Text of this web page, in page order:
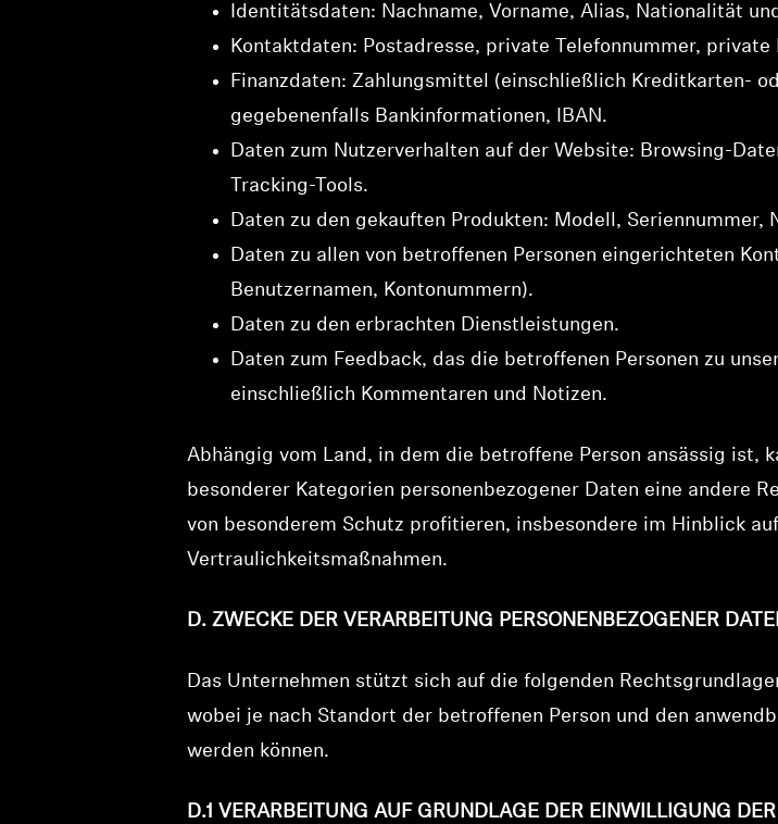
Identitätsdaten: Nachname, Vorname, Alias, Nationalität
Kontaktdaten: Postadresse, private Telefonnummer,
Finanzdaten: Zahlungsmittel (einschließlich Kreditkarten-
gegebenenfalls Bankinformationen, IBAN.
Daten zum Nutzerverhalten auf der Website: Browsing-
Tracking-Tools.
Daten zu den gekauften Produkten: Modell, Seriennummer,
Daten zu allen von betroffenen Personen eingerichteten
Benutzernamen, Kontonummern).
Daten zu den erbrachten Dienstleistungen.
Daten zum Feedback, das die betroffenen Personen zu
einschließlich Kommentaren und Notizen.
Abhängig vom Land, in dem die betroffene Person ansässig ist,
besonderer Kategorien personenbezogener Daten eine andere
von besonderem Schutz profitieren, insbesondere im Hinblick
Vertraulichkeitsmaßnahmen.
D. ZWECKE DER VERARBEITUNG PERSONENBEZOGENER
Das Unternehmen stützt sich auf die folgenden
wobei je nach Standort der betroffenen Person und den
werden können.
D.1 VERARBEITUNG AUF GRUNDLAGE DER EINWILLIGUNG